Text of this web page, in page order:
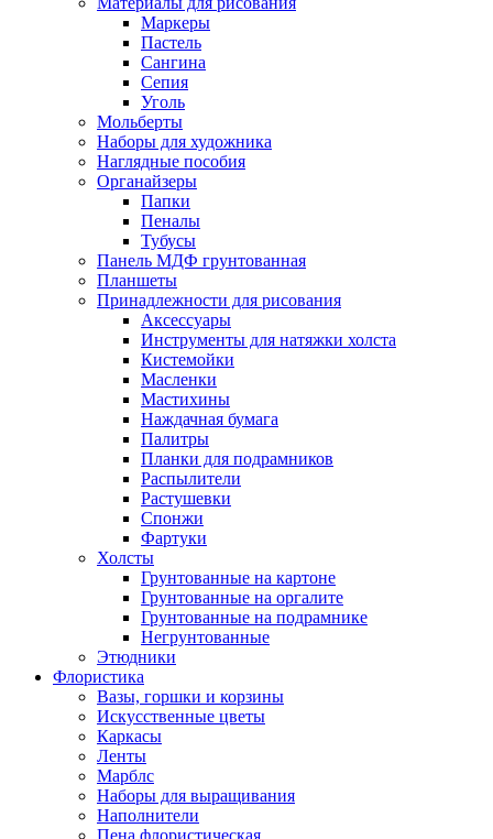
Маркеры
Пастель
Сангина
Сепия
Уголь
Мольберты
Наборы для художника
Наглядные пособия
Органайзеры
Папки
Пеналы
Тубусы
Панель МДФ грунтованная
Планшеты
Принадлежности для рисования
Аксессуары
Инструменты для натяжки холста
Кистемойки
Масленки
Мастихины
Наждачная бумага
Палитры
Планки для подрамников
Распылители
Растушевки
Спонжи
Фартуки
Холсты
Грунтованные на картоне
Грунтованные на оргалите
Грунтованные на подрамнике
Негрунтованные
Этюдники
Флористика
Вазы, горшки и корзины
Искусственные цветы
Каркасы
Ленты
Марблс
Наборы для выращивания
Наполнители
Пена флористическая